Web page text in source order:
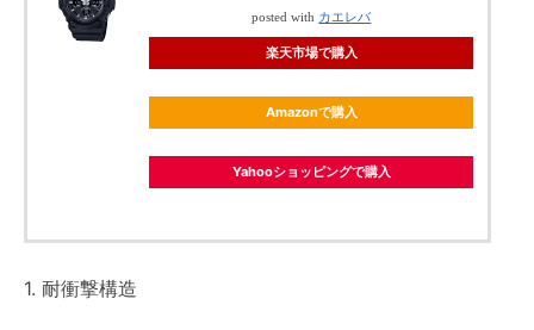
posted with カエレバ
楽天市場で購入
Amazonで購入
Yahooショッピングで購入
1. 耐衝撃構造